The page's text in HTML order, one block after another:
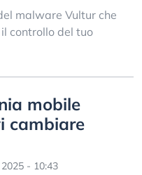
malware Vultur che
controllo del tuo
mobile
cambiare
- 10:43